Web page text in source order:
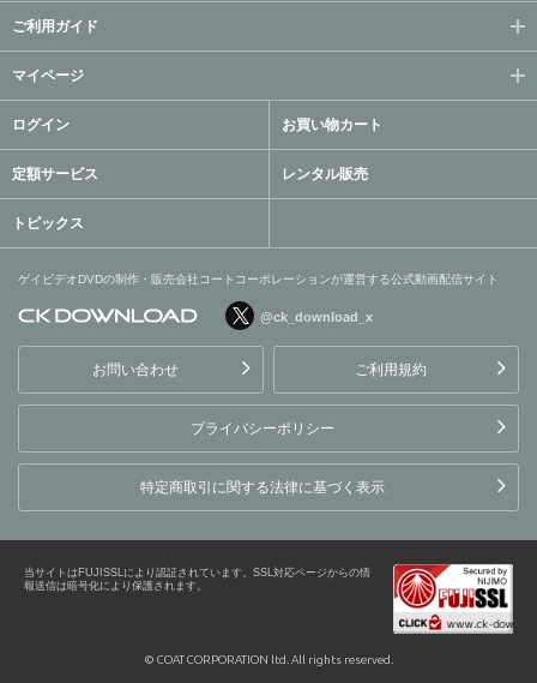
ご利用ガイド
マイページ
ログイン お買い物カート
定額サービス レンタル販売
トピックス
ゲイビデオDVDの制作・販売会社コートコーポレーションが運営する公式動画配信サイト
ョンが運営する公式動画配
信サイト
@ck_download_x
お問い合わせ ご利用規約
プライバシーポリシー
特定商取引に関する法律に基づく表示
当サイトはFUJISSLにより認証されています。SSL対応ページからの情
報送信は暗号化により保護されます。
© COAT CORPORATION ltd. All rights reserved.